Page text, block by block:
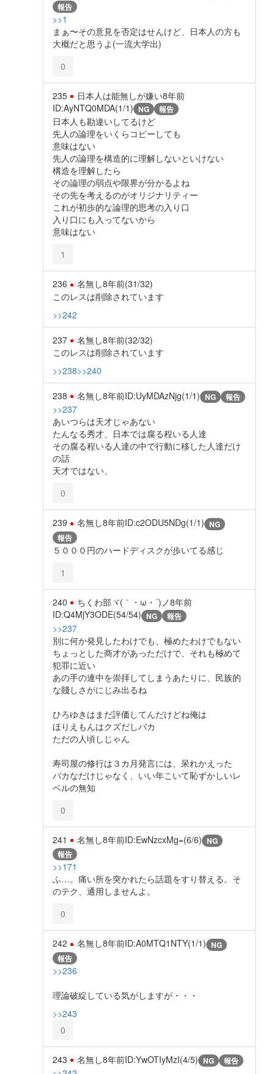
報告
>>1
まぁ〜その意見を否定はせんけど、日本人の方も
大概だと思うよ(一流大学出)
0
235 日本人は能無しが嫌い8年前
ID:AyNTQ0MDA(1/1) NG 報告
日本人も勘違いしてるけど
先人の論理をいくらコピーしても
意味はない
先人の論理を構造的に理解しないといけない
構造を理解したら
その論理の弱点や限界が分かるよね
その先を考えるのがオリジナリティー
これが初歩的な論理的思考の入り口
入り口にも入ってないから
意味はない
1
236 名無し8年前(31/32)
このレスは削除されています
>>242
237 名無し8年前(32/32)
このレスは削除されています
>>238>>240
238 名無し8年前ID:UyMDAzNjg(1/1) NG 報告
>>237
あいつらは天才じゃあない
たんなる秀才、日本では腐る程いる人達
その腐る程いる人達の中で行動に移した人達だけ
の話
天才ではない、
0
239 名無し8年前ID:c2ODU5NDg(1/1) NG
報告
５０００円のハードディスクが歩いてる感じ
1
240 ちくわ部ヾ(｀・ω・´)ノ8年前
ID:Q4MjY3ODE(54/54) NG 報告
>>237
別に何か発見したわけでも、極めたわけでもない
ちょっとした商才があっただけで、それも極めて
犯罪に近い
あの手の連中を崇拝してしまうあたりに、民族的
な賤しさがにじみ出るね
ひろゆきはまだ評価してんだけどね俺は
ほりえもんはクズだしバカ
ただの人頃しじゃん
寿司屋の修行は３カ月発言には、呆れかえった
バカなだけじゃなく、いい年こいて恥ずかしいレ
ベルの無知
0
241 名無し8年前ID:EwNzcxMg=(6/6) NG
報告
>>171
ふ…。痛い所を突かれたら話題をすり替える。そ
のテク、通用しませんよ。
0
242 名無し8年前ID:A0MTQ1NTY(1/1) NG
報告
>>236
理論破綻している気がしますが・・・
>>243
0
243 名無し8年前ID:YwOTIyMzI(4/5) NG 報告